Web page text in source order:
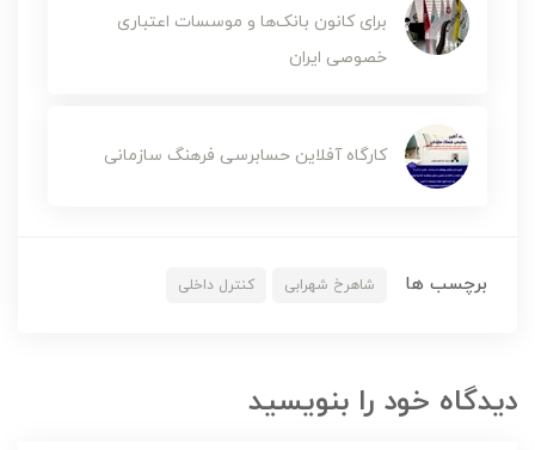
برای کانون بانک‌ها و موسسات اعتباری
خصوصی ایران
کارگاه آفلاین حسابرسی فرهنگ سازمانی
برچسب ها شاهرخ شهرابی کنترل داخلی
دیدگاه خود را بنویسید